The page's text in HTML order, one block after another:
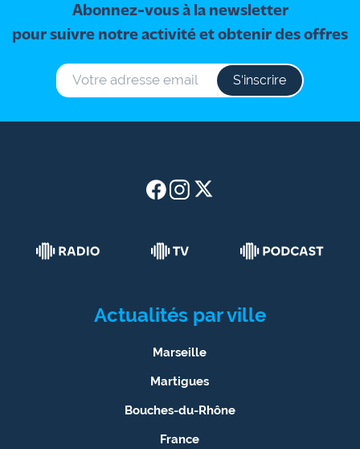
Abonnez-vous à la newsletter
pour suivre notre activité et obtenir des offres
S‘inscrire
Actualités par ville
Marseille
Martigues
Bouches-du-Rhône
France